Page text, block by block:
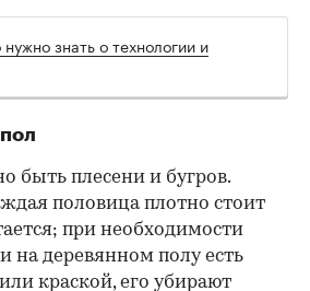
знать о технологии и
быть плесени и бугров.
половица плотно стоит
при необходимости
на деревянном полу есть
краской, его убирают